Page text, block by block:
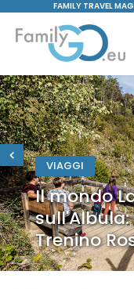
FAMILY TRAVEL
VIAGGI
Il mondo
Trenino